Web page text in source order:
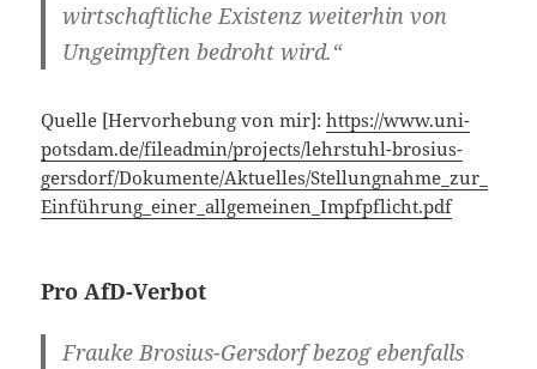
wirtschaftliche Existenz weiterhinvon
Ungeimpften bedroht wird.“
Quelle [Hervorhebung von mir]:https://www.uni-
potsdam.de/fileadmin/projects/lehrstuhl-brosius-
gersdorf/Dokumente/Aktuelles/Stellungnahme_zur_
Einführung_einer_allgemeinen_Impfpflicht.pdf
Pro AfD-Verbot
Frauke Brosius-Gersdorf bezog ebenfalls